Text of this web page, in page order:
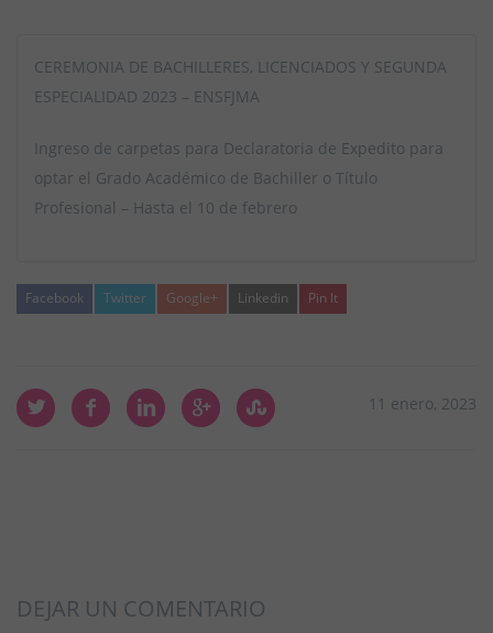
CEREMONIA DE BACHILLERES, LICENCIADOS Y SEGUNDA
ESPECIALIDAD 2023 – ENSFJMA
Ingreso de carpetas para Declaratoria de Expedito para
optar el Grado Académico de Bachiller o Título
Profesional – Hasta el 10 de febrero
Facebook Twitter Google+ Linkedin Pin It
11 enero, 2023
DEJAR UN COMENTARIO